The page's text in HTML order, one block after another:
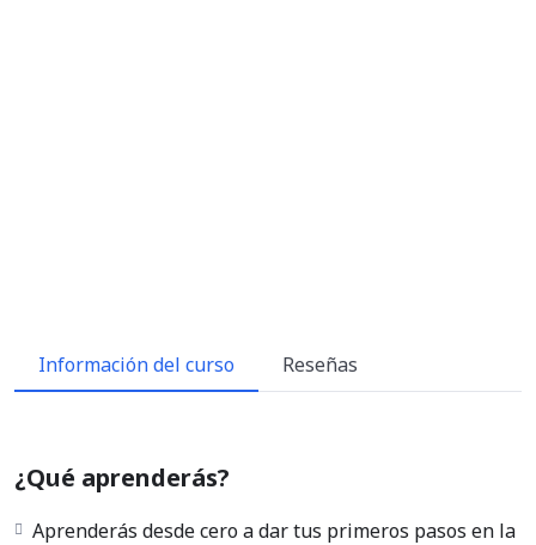
Información del curso Reseñas
¿Qué aprenderás?
Aprenderás desde cero a dar tus primeros pasos en la